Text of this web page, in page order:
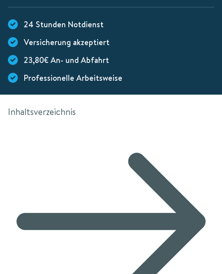
24 Stunden Notdienst
Versicherung akzeptiert
23,80€ An- und Abfahrt
Professionelle Arbeitsweise
Inhaltsverzeichnis